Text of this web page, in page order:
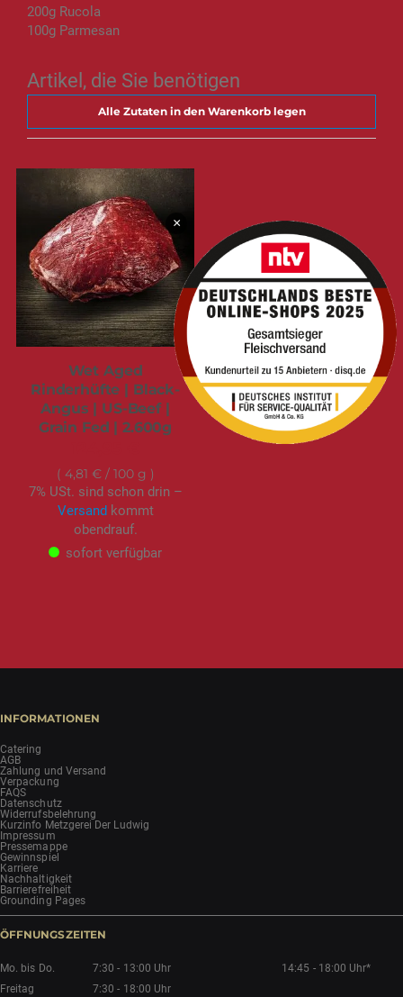
200g Rucola
100g Parmesan
Artikel, die Sie benötigen
Alle Zutaten in den Warenkorb legen
Wet Aged
Rinderhüfte | Black-
Angus | US-Beef |
Grain Fed | 2.600g
4,81 €/ 100 g
7% USt. sind schon drin –
Versandkommt
obendrauf.
sofort verfügbar
INFORMATIONEN
Catering
AGB
Zahlung und Versand
Verpackung
FAQS
Datenschutz
Widerrufsbelehrung
Kurzinfo Metzgerei Der Ludwig
Impressum
Pressemappe
Gewinnspiel
Karriere
Nachhaltigkeit
Barrierefreiheit
Grounding Pages
ÖFFNUNGSZEITEN
Mo. bis Do. 7:30 - 13:00 Uhr
14:45 - 18:00 Uhr*
Freitag
7:30 - 18:00 Uhr
×